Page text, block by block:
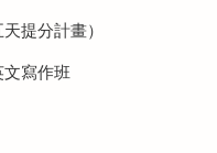
提分計畫）
寫作班